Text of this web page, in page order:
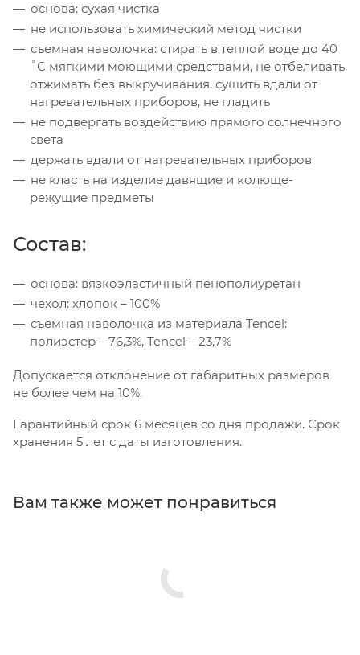
основа: сухая чистка
не использовать химический метод чистки
съемная наволочка: стирать в теплой воде до 40
˚С мягкими моющими средствами, не отбеливать,
отжимать без выкручивания, сушить вдали от
нагревательных приборов, не гладить
не подвергать воздействию прямого солнечного
света
держать вдали от нагревательных приборов
не класть на изделие давящие и колюще-
режущие предметы
Состав:
основа: вязкоэластичный пенополиуретан
чехол: хлопок – 100%
съемная наволочка из материала Tencel:
полиэстер – 76,3%, Tencel – 23,7%
Допускается отклонение от габаритных размеров
не более чем на 10%.
Гарантийный срок 6 месяцев со дня продажи. Срок
хранения 5 лет с даты изготовления.
Вам также может понравиться